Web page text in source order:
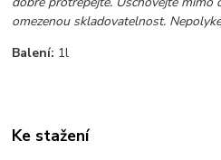
omezenou skladovatelnost.
Balení: 1l
Ke stažení